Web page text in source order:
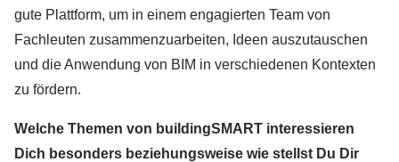
gute Plattform, um in einem engagierten Team von
Fachleuten zusammenzuarbeiten, Ideen auszutauschen
und die Anwendung von BIM in verschiedenen Kontexten
zu fördern.
Welche Themen von buildingSMART interessieren
Dich besonders beziehungsweise wie stellst Du Dir